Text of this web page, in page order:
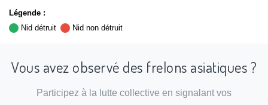
Légende :
Nid détruit
Nid non détruit
Vous avez observé des frelons asiatiques ?
Participez à la lutte collective en signalant vos